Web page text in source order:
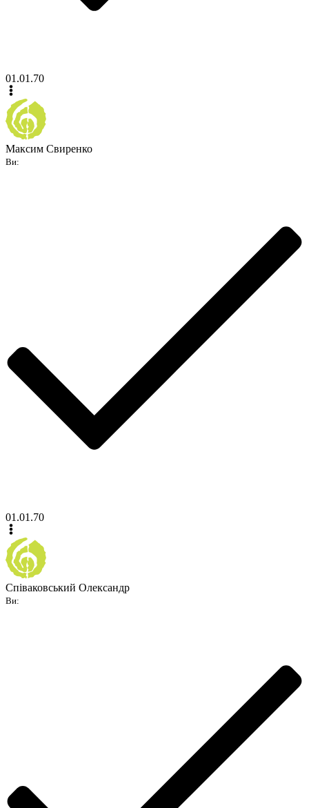
01.01.70
Максим Свиренко
Ви:
01.01.70
Співаковський Олександр
Ви: